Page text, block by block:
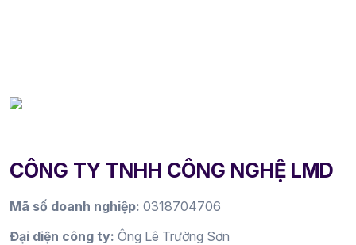
CÔNG TY TNHH CÔNG NGHỆ LMD
Mã số doanh nghiệp: 0318704706
Đại diện công ty: Ông Lê Trường Sơn